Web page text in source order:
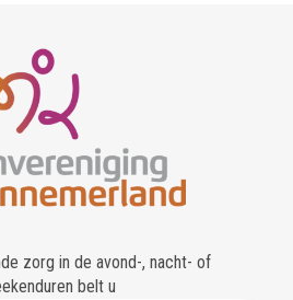
zorg in de avond-, nacht- of
belt u